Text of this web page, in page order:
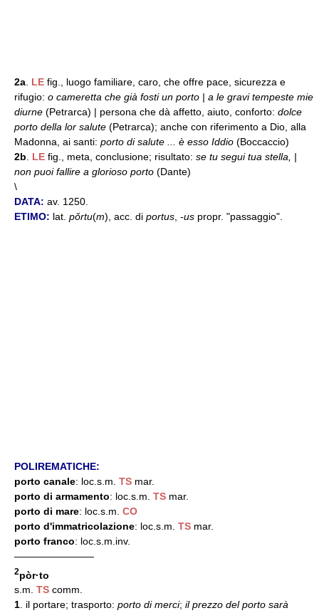
2a LE fig., luogo familiare, caro, che offre pace, sicurezza e
rifugio: o cameretta che già fosti un porto | a le gravi tempeste mie
diurne (Petrarca) | persona che dà affetto, aiuto, conforto: dolce
porto della lor salute (Petrarca); anche con riferimento a Dio, alla
Madonna, ai santi: porto di salute ... è esso Iddio (Boccaccio)
2b
LE fig., meta, conclusione; risultato: se tu segui tua stella, |
non puoi fallire a glorioso porto (Dante)
\
DATA: av. 1250.
ETIMO: lat. pŏrtu(m), acc. di portus -us propr. "passaggio".
POLIREMATICHE:
porto canale: loc.s.m. TS mar.
porto di armamento: loc.s.m. TS mar.
porto di mare: loc.s.m. CO
porto d'immatricolazione: loc.s.m. TS mar.
porto franco: loc.s.m.inv.
————————
2pòr·to
s.m. TS comm.
1. il portare; trasporto: porto di merci; il prezzo del porto sarà